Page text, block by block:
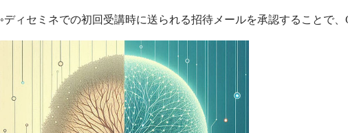
◦ディセミネでの初回受講時に送られる招待メールを承認することで